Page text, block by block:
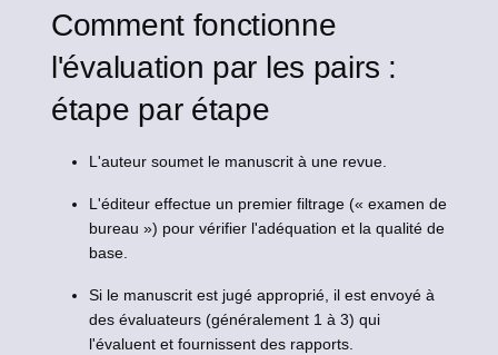
Comment fonctionne
l'évaluation par les pairs :
étape par étape
L'auteur soumet le manuscrit à une revue.
L'éditeur effectue un premier filtrage (« examen de
bureau ») pour vérifier l'adéquation et la qualité de
base.
Si le manuscrit est jugé approprié, il est envoyé à
des évaluateurs (généralement 1 à 3) qui
l'évaluent et fournissent des rapports.